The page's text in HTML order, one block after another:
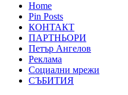
Home
Pin Posts
КОНТАКТ
ПАРТНЬОРИ
Петър Ангелов
Реклама
Социални мрежи
СЪБИТИЯ